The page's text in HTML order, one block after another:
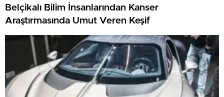
Belçikalı Bilim İnsanlarından Kanser
Araştırmasında Umut Veren Keşif